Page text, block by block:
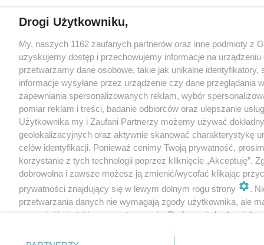
Drogi Użytkowniku,
My, naszych 1162 zaufanych partnerów oraz inne podmioty z
uzyskujemy dostęp i przechowujemy informacje na urządzeniu
przetwarzamy dane osobowe, takie jak unikalne identyfikatory,
informacje wysyłane przez urządzenie czy dane przeglądania
zapewniania spersonalizowanych reklam, wybór
pomiar reklam i treści, badanie odbiorców oraz ulepszanie
Użytkownika my i Zaufani Partnerzy możemy używać
geolokalizacyjnych oraz aktywnie skanować charakterystykę
celów identyfikacji. Ponieważ cenimy Twoją prywatność,
korzystanie z tych technologii poprzez kliknięcie „Akceptuję”.
dobrowolna i zawsze możesz ją zmienić/wycofać klikając
prywatności znajdujący się w lewym dolnym rogu strony
.
przetwarzania danych nie wymagają zgody użytkownika, ale
sprzeciwić się takiemu przetwarzaniu. Preferencje będą miały